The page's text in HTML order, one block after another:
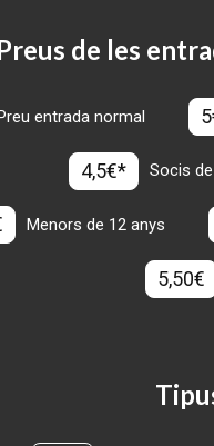
de les
Preu entrada normal
4,5€* Socis
Menors de 12 anys
5,50€